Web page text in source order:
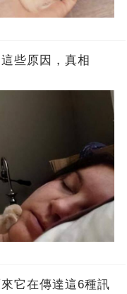
些原因，真相
它在傳達這6種訊